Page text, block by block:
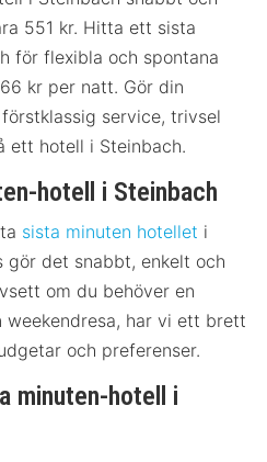
551 kr. Hitta ett sista
för flexibla och spontana
kr per natt. Gör din
service, trivsel
ett hotell i Steinbach.
hotell i Steinbach
sista minuten hotellet i
gör det snabbt, enkelt och
om du behöver en
weekendresa, har vi ett brett
och preferenser.
minuten-hotell i